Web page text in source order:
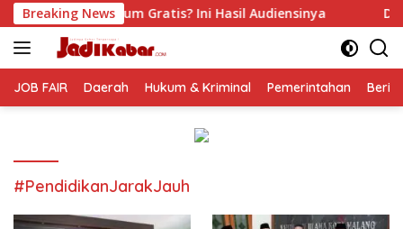
Langsung
ke
konten
Breaking News
Gratis? Ini Hasil Audiensinya DJP Jawa Timur
JOB FAIR Daerah Hukum & Kriminal Pemerintahan
#PendidikanJarakJauh